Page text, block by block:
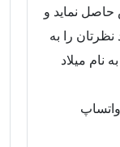
نماید و
را به
به نام میلاد